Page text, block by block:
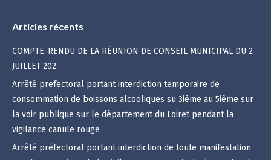
Articles récents
COMPTE-RENDU DE LA RÉUNION DE CONSEIL MUNICIPAL DU 2
JUILLET 202
Arrêté prefectoral portant interdiction temporaire de
consommation de boissons alcooliques su 3ième au 5ième sur
la voir publique sur le département du Loiret pendant la
vigilance canule rouge
Arrêté préfectoral portant interdiction de toute manifestation